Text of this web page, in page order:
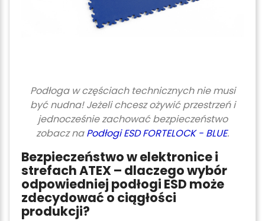
Podłoga w częściach technicznych nie musi
być nudna! Jeżeli chcesz ożywić przestrzeń i
jednocześnie zachować bezpieczeństwo
zobacz naPodłogi ESD FORTELOCK - BLUE.
Bezpieczeństwo w elektronice i
strefach ATEX – dlaczego wybór
odpowiedniej podłogi ESD może
zdecydować o ciągłości
produkcji?